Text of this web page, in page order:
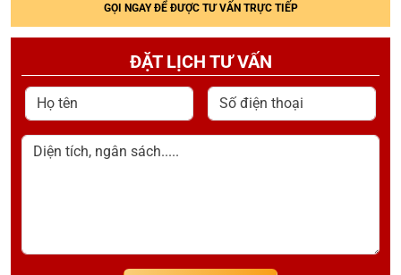
GỌI NGAY ĐỂ ĐƯỢC TƯ VẤN TRỰC TIẾP
ĐẶT LỊCH TƯ VẤN
Họ tên Số điện thoại
Diện tích, ngân sách.....